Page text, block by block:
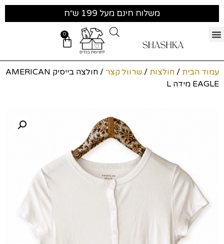
משלוח חינם מעל 199 ש״ח
0
עמוד הבית / חולצות / שרוול קצר
/ חולצה בייסיק AMERICAN
EAGLE מידה L